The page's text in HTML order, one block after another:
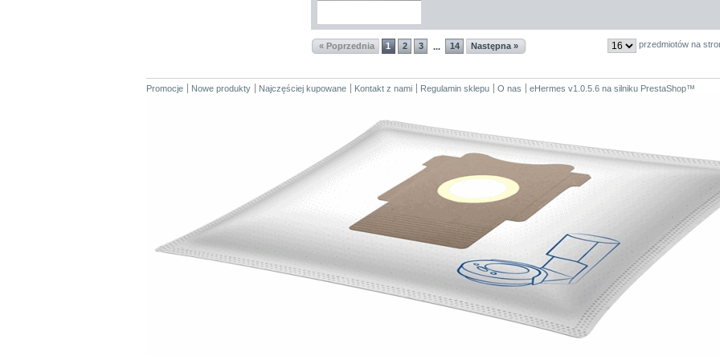
« Poprzednia 1 2 3 ... 14 Następna » przedmiotów na
Promocje Nowe produkty Najczęściej kupowane Kontakt z nami Regulamin sklepu O nas eHermes v1.0.5.6 na silniku PrestaShop™